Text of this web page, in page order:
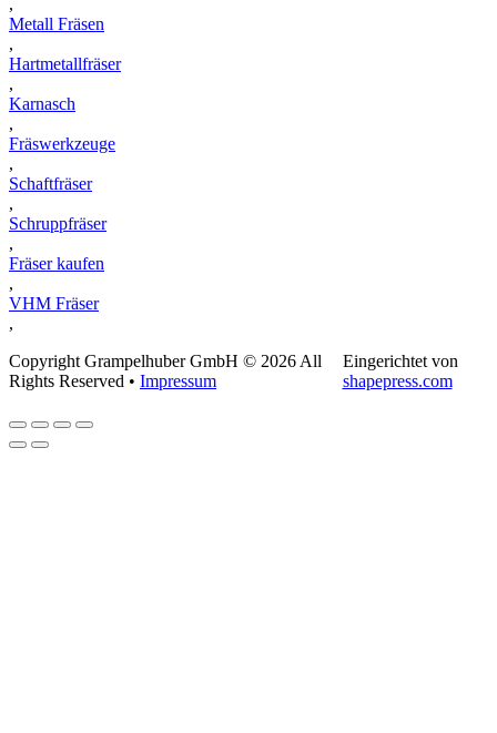
,
Metall Fräsen
,
Hartmetallfräser
,
Karnasch
,
Fräswerkzeuge
,
Schaftfräser
,
Schruppfräser
,
Fräser kaufen
,
VHM Fräser
,
Copyright Grampelhuber GmbH © 2026 All
Rights Reserved • Impressum
Eingerichtet von
shapepress.com